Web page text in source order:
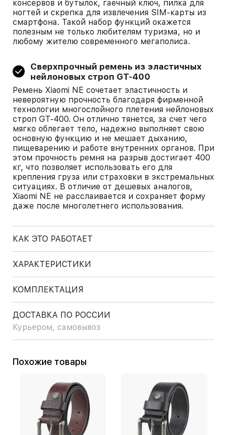
консервов и бутылок, гаечный ключ, пилка для
ногтей и скрепка для извлечения SIM-карты из
смартфона. Такой набор функций окажется
полезным не только любителям туризма, но и
любому жителю современного мегаполиса.
Сверхпрочный ремень из эластичных
нейлоновых строп GT-400
Ремень Xiaomi NE сочетает эластичность и
невероятную прочность благодаря фирменной
технологии многослойного плетения нейлоновых
строп GT-400. Он отлично тянется, за счет чего
мягко облегает тело, надежно выполняет свою
основную функцию и не мешает дыханию,
пищеварению и работе внутренних органов. При
этом прочность ремня на разрыв достигает 400
кг, что позволяет использовать его для
крепления груза или страховки в экстремальных
ситуациях. В отличие от дешевых аналогов,
Xiaomi NE не расслаивается и сохраняет форму
даже после многолетнего использования.
КАК ЭТО РАБОТАЕТ
ХАРАКТЕРИСТИКИ
КОМПЛЕКТАЦИЯ
ДОСТАВКА ПО РОССИИ
Курьером, самовывоз
Похожие товары